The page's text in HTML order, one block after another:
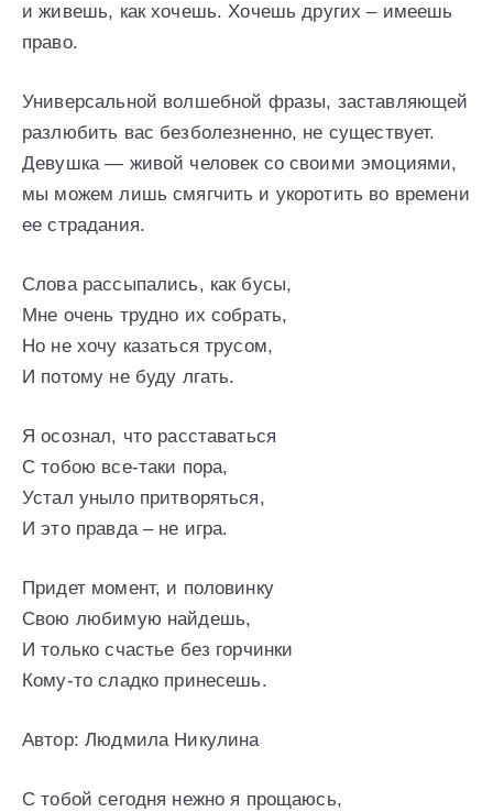
и живешь, как хочешь. Хочешь других – имеешь
право.
Универсальной волшебной фразы, заставляющей
разлюбить вас безболезненно, не существует.
Девушка — живой человек со своими эмоциями,
мы можем лишь смягчить и укоротить во времени
ее страдания.
Слова рассыпались, как бусы,
Мне очень трудно их собрать,
Но не хочу казаться трусом,
И потому не буду лгать.
Я осознал, что расставаться
С тобою все-таки пора,
Устал уныло притворяться,
И это правда – не игра.
Придет момент, и половинку
Свою любимую найдешь,
И только счастье без горчинки
Кому-то сладко принесешь.
Автор: Людмила Никулина
С тобой сегодня нежно я прощаюсь,